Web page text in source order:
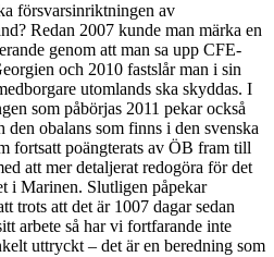
försvarsinriktningen av
Redan 2007 kunde man märka en
genom att man sa upp CFE-
och 2010 fastslår man i sin
utomlands ska skyddas. I
som påbörjas 2011 pekar också
obalans som finns i den svenska
fortsatt poängterats av ÖB fram till
att mer detaljerat redogöra för det
i Marinen. Slutligen påpekar
trots att det är 1007 dagar sedan
arbete så har vi fortfarande inte
uttryckt – det är en beredning som